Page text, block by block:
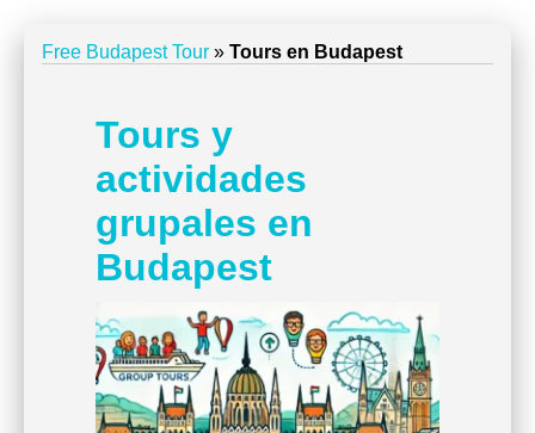
Free Budapest Tour » Tours en Budapest
Tours y
actividades
grupales en
Budapest